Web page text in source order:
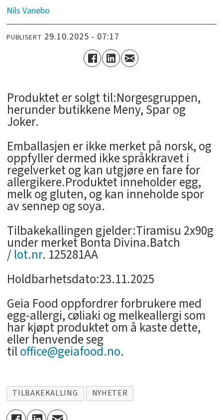
Nils Vanebo
PUBLISERT 29.10.2025 - 07:17
Produktet er solgt til:Norgesgruppen,
herunder butikkene Meny, Spar og
Joker.
Emballasjen er ikke merket på norsk, og
oppfyller dermed ikke språkkravet i
regelverket og kan utgjøre en fare for
allergikere.Produktet inneholder egg,
melk og gluten, og kan inneholde spor
av sennep og soya.
Tilbakekallingen gjelder:Tiramisu 2x90g
under merket Bonta Divina.Batch
/lot.nr. 125281AA
Holdbarhetsdato:23.11.2025
Geia Food oppfordrer forbrukere med
egg-allergi, cøliaki og melkeallergi som
har kjøpt produktet om å kaste dette,
eller henvende seg
tiloffice@geiafood.no.
TILBAKEKALLING NYHETER